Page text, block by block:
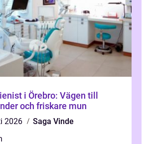
i Örebro: Vägen till
och friskare mun
2026
Saga Vinde